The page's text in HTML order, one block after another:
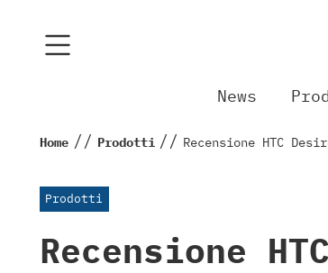
News
Home // Prodotti // Recensione HTC
Prodotti
Recensione